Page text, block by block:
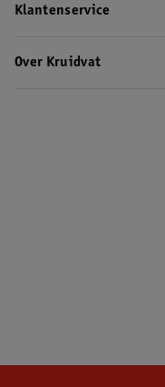
Klantenservice
Over Kruidvat